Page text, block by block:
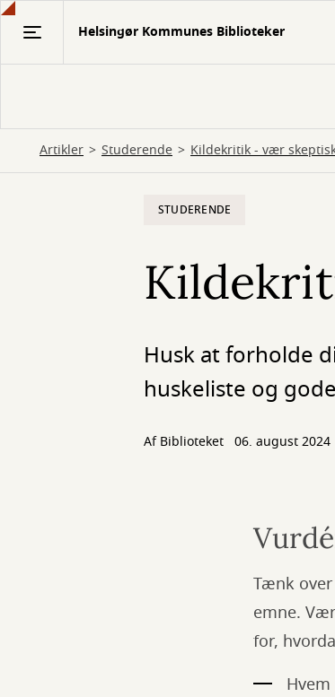
Gå
Helsingør Kommunes Biblioteker
Artikler Studerende Kildekritik - vær
STUDERENDE
Husk at forholde
huskeliste og
Af Biblioteket 06. august 2024
Tænk
emne.
for,